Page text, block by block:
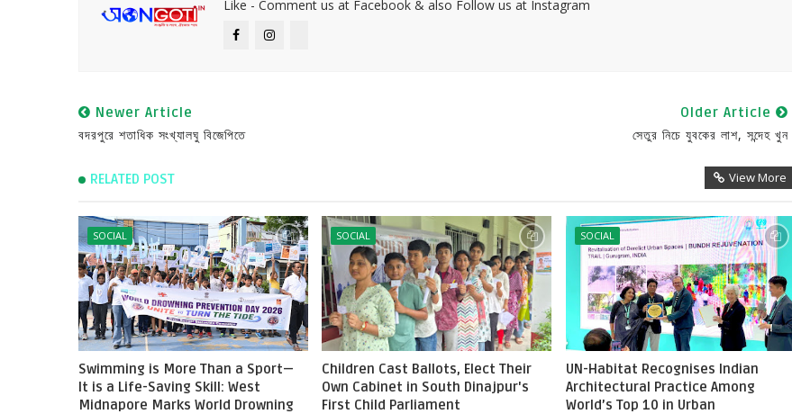
Like - Comment us at Facebook & also Follow us at Instagram
Newer Article
বদরপুরে শতাধিক সংখ্যালঘু বিজেপিতে
Older Article
সেতুর নিচে যুবকের লাশ, সন্দেহ খুন
RELATED POST View More
SOCIAL
Swimming is More Than a Sport—
It is a Life-Saving Skill: West
Midnapore Marks World Drowning
SOCIAL
Children Cast Ballots, Elect Their
Own Cabinet in South Dinajpur's
First Child Parliament
SOCIAL
UN-Habitat Recognises Indian
Architectural Practice Among
World’s Top 10 in Urban